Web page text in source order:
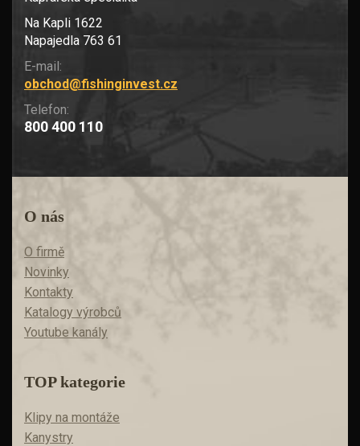
Na Kapli 1622
Napajedla 763 61
E-mail:
obchod@fishinginvest.cz
Telefon:
800 400 110
O nás
O firmě
Novinky
Kontakty
Katalogy výrobců
Youtube kanály
TOP kategorie
Klipy na montáže
Kanystry